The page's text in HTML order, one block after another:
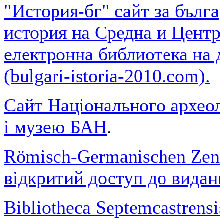
"История-бг" сайт за
история на Средна и
електронна библиотека
(bulgari-istoria-2010.com).
Сайт Національного
і музею БАН.
Römisch-Germanischen
відкритий доступ до
Bibliotheca